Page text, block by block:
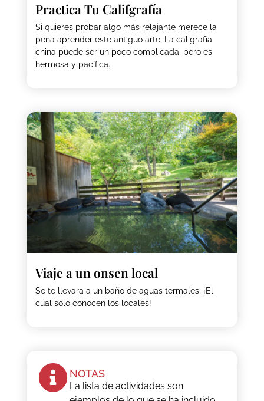
Practica Tu Califgrafía
Si quieres probar algo más relajante merece la
pena aprender este antiguo arte. La caligrafía
china puede ser un poco complicada, pero es
hermosa y pacífica.
Viaje a un onsen local
Se te llevara a un baño de aguas termales, ¡El
cual solo conocen los locales!
NOTAS
La lista de actividades son